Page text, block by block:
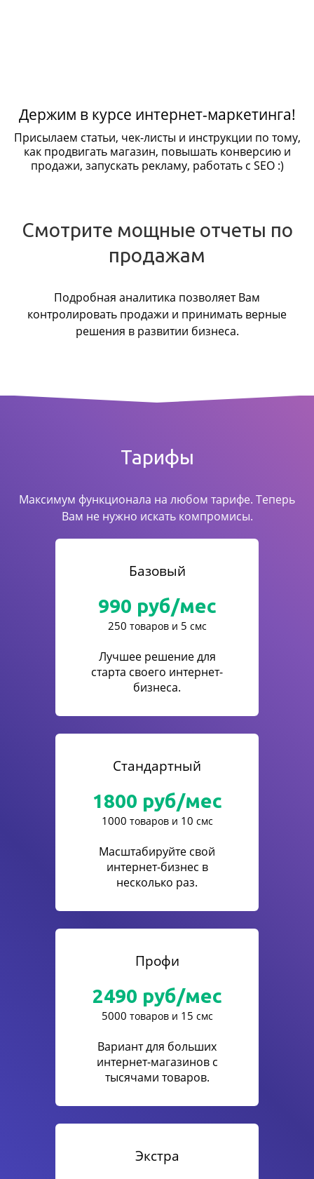
Держим в курсе интернет-маркетинга!
Присылаем статьи, чек-листы и инструкции по тому,
как продвигать магазин, повышать конверсию и
продажи, запускать рекламу, работать с SEO :)
Смотрите мощные отчеты по
продажам
Подробная аналитика позволяет Вам
контролировать продажи и принимать верные
решения в развитии бизнеса.
Тарифы
Максимум функционала на любом тарифе. Теперь
Вам не нужно искать компромисы.
Базовый
990 руб/мес
250 товаров и 5 смс
Лучшее решение для
старта своего интернет-
бизнеса.
Стандартный
1800 руб/мес
1000 товаров и 10 смс
Масштабируйте свой
интернет-бизнес в
несколько раз.
Профи
2490 руб/мес
5000 товаров и 15 смс
Вариант для больших
интернет-магазинов с
тысячами товаров.
Экстра